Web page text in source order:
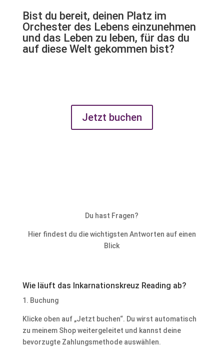
Bist du bereit, deinen Platz im
Orchester des Lebens einzunehmen
und das Leben zu leben, für das du
auf diese Welt gekommen bist?
Jetzt buchen
Du hast Fragen?
Hier findest du die wichtigsten Antworten auf einen
Blick
Wie läuft das Inkarnationskreuz Reading ab?
1. Buchung
Klicke oben auf „Jetzt buchen“. Du wirst automatisch
zu meinem Shop weitergeleitet und kannst deine
bevorzugte Zahlungsmethode auswählen.